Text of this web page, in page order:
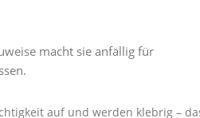
macht sie anfällig für
auf und werden klebrig –